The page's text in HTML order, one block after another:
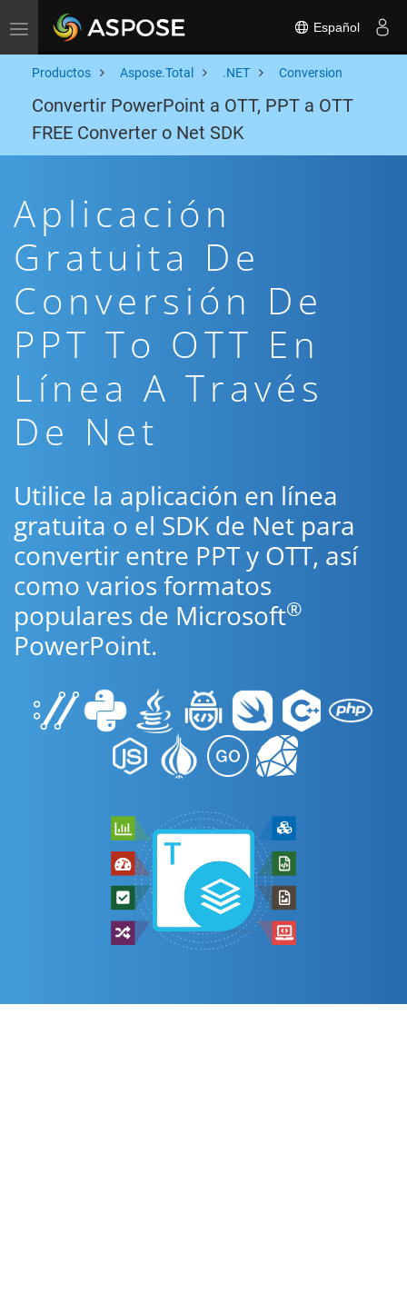
Toggle navigation Español
Productos Aspose.Total .NET Conversion
Convertir PowerPoint a OTT, PPT a OTT
FREE Converter o Net SDK
Aplicación
Gratuita De
Conversión De
PPT To OTT En
Línea A Través
De Net
Utilice la aplicación en línea
gratuita o el SDK de Net para
convertir entre PPT y OTT, así
como varios formatos
populares de Microsoft®
PowerPoint.